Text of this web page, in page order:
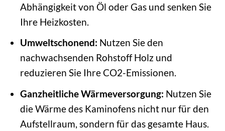
Abhängigkeit von Öl oder Gas und senken Sie
Ihre Heizkosten.
Umweltschonend: Nutzen Sie den
nachwachsenden Rohstoff Holz und
reduzieren Sie Ihre CO2-Emissionen.
Ganzheitliche Wärmeversorgung: Nutzen Sie
die Wärme des Kaminofens nicht nur für den
Aufstellraum, sondern für das gesamte Haus.